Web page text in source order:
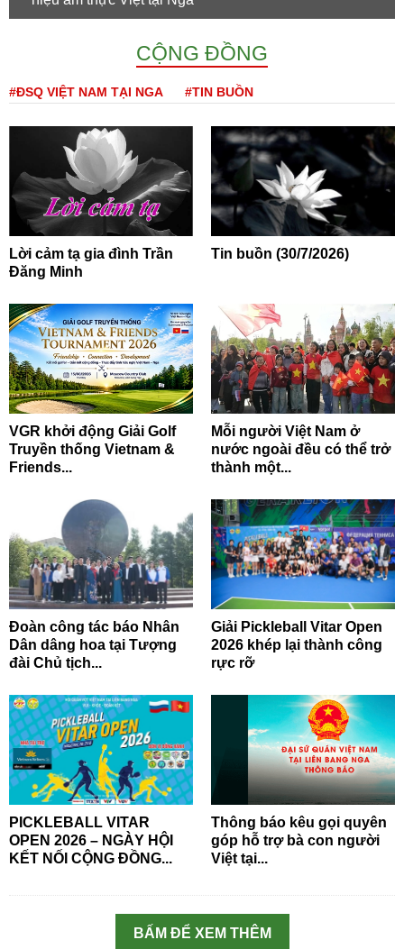
CỘNG ĐỒNG
#ĐSQ VIỆT NAM TẠI NGA #TIN BUỒN
Lời cảm tạ gia đình Trần
Đăng Minh
Tin buồn (30/7/2026)
VGR khởi động Giải Golf
Truyền thống Vietnam &
Friends...
Mỗi người Việt Nam ở
nước ngoài đều có thể trở
thành một...
Đoàn công tác báo Nhân
Dân dâng hoa tại Tượng
đài Chủ tịch...
Giải Pickleball Vitar Open
2026 khép lại thành công
rực rỡ
PICKLEBALL VITAR
OPEN 2026 – NGÀY HỘI
KẾT NỐI CỘNG ĐỒNG...
Thông báo kêu gọi quyên
góp hỗ trợ bà con người
Việt tại...
BẤM ĐỂ XEM THÊM